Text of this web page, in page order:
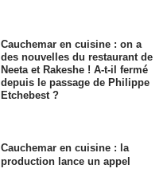
Cauchemar en cuisine : on a
des nouvelles du restaurant de
Neeta et Rakeshe ! A-t-il fermé
depuis le passage de Philippe
Etchebest ?
Cauchemar en cuisine : la
production lance un appel